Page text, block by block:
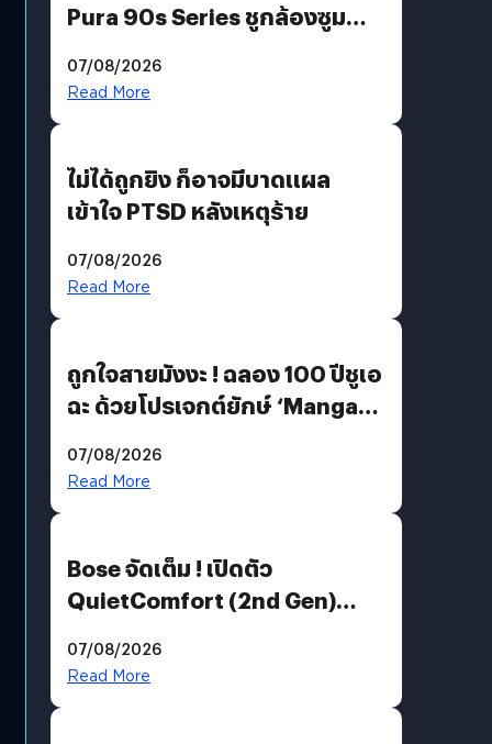
Pura 90s Series ชูกล้องซูม
07/08/2026
Read More
ไม่ได้ถูกยิง ก็อาจมีบาดแผล
เข้าใจ PTSD หลังเหตุร้าย
07/08/2026
Read More
ถูกใจสายมังงะ ! ฉลอง 100 ปีชูเอ
ฉะ ด้วยโปรเจกต์ยักษ์ ‘Manga
มีภาษาไทยด้วย
07/08/2026
Read More
Bose จัดเต็ม ! เปิดตัว
QuietComfort (2nd Gen)
07/08/2026
Read More